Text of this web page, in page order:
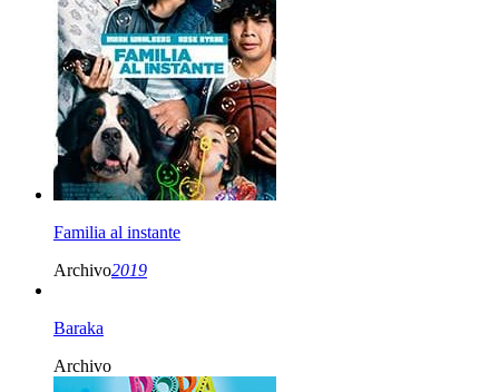
Familia al instante
Archivo2019
Baraka
Archivo